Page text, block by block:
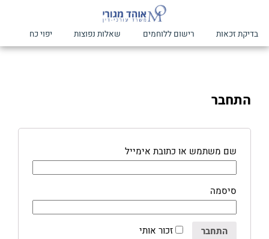
בדיקת זכאות רישום ללוחמים שאלות נפוצות יפוי כח
התחבר
שם משתמש או כתובת אימייל
סיסמה
זכור אותי התחבר